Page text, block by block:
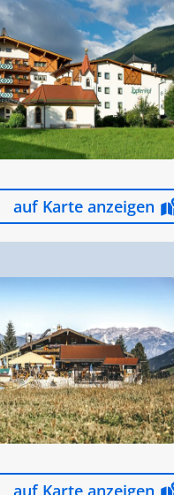
auf Karte anzeigen
auf Karte anzeigen